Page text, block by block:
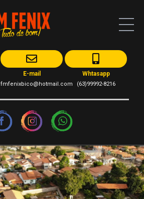
E-mail
fmfenixbico@hotmail.com
Whtasapp
(63)99992-8216